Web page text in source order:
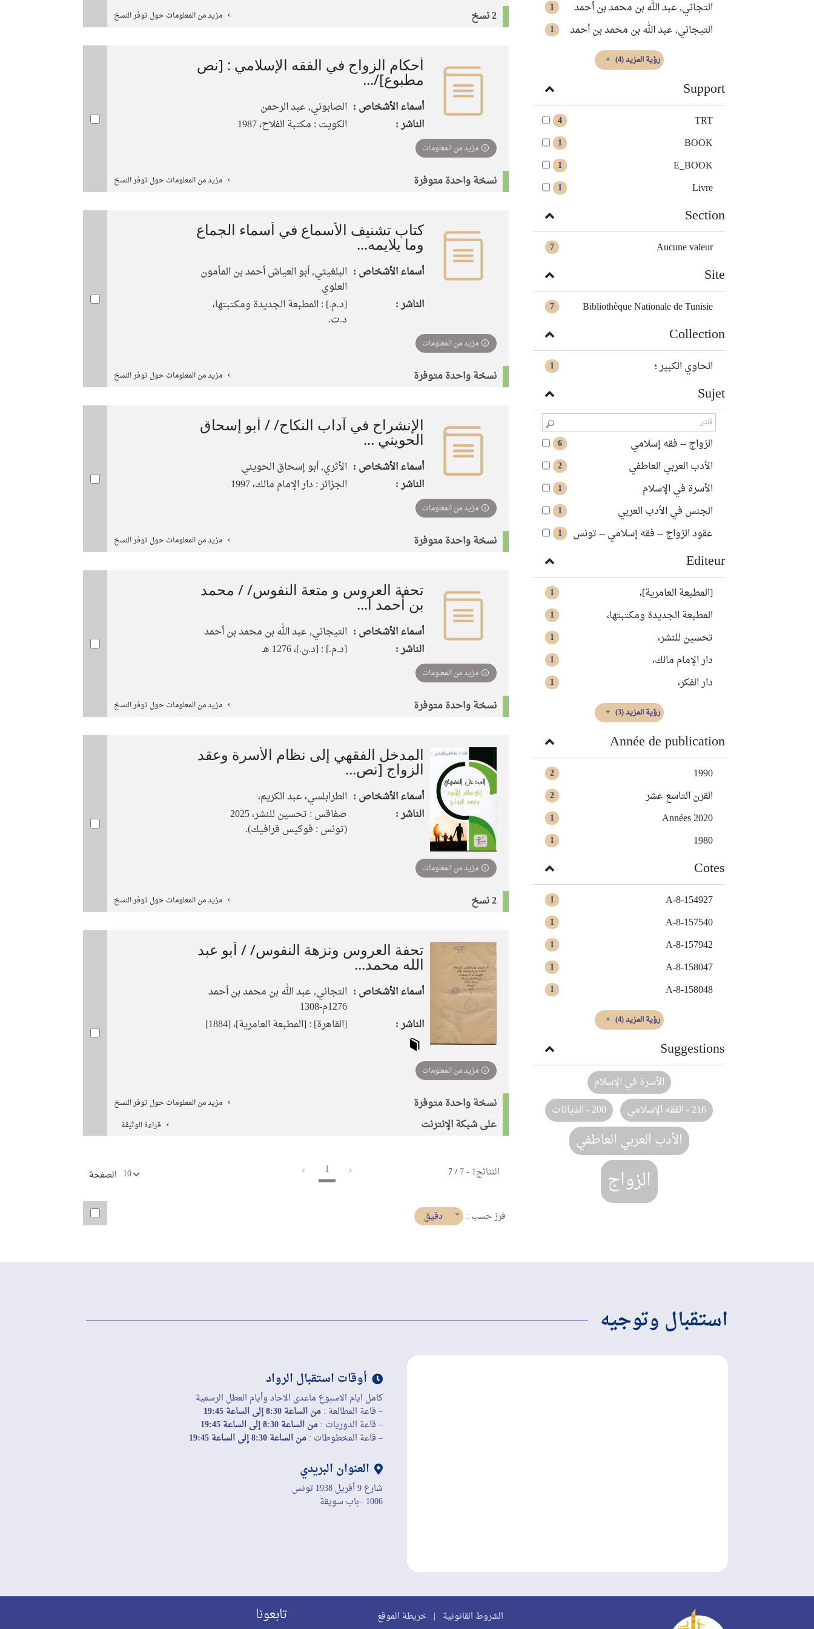
2 نسخ مزيد من المعلومات حول توفر النسخ
أحكام الزواج في الفقه الإسلامي : [نص
مطبوع]/...
أسماء الأشخاص : الصابوني, عبد الرحمن
الناشر :
الكويت : مكتبة الفلاح، 1987
مزيد من المعلومات
نسخة واحدة متوفرة مزيد من المعلومات حول توفر النسخ
كتاب تشنيف الأسماع في أسماء الجماع
وما يلايمه...
أسماء الأشخاص : البلغيثي, أبو العياش أحمد بن المأمون
العلوي
الناشر :
[د.م.] : المطبعة الجديدة ومكتبتها،
د.ت.
مزيد من المعلومات
نسخة واحدة متوفرة مزيد من المعلومات حول توفر النسخ
الإنشراح في آداب النكاح/ / أبو إسحاق
الحويني ...
أسماء الأشخاص : الأثري, أبو إسحاق الحويني
الناشر :
الجزائر : دار الإمام مالك، 1997
مزيد من المعلومات
نسخة واحدة متوفرة مزيد من المعلومات حول توفر النسخ
تحفة العروس و متعة النفوس‏/ / ‏محمد
بن أحمد ا...
أسماء الأشخاص : التيجاني‏, ‏عبد الله بن محمد بن أحمد‏
الناشر :
[د.م.]‏ : ‏[د.ن.]‏، ‏1276 هـ
مزيد من المعلومات
نسخة واحدة متوفرة مزيد من المعلومات حول توفر النسخ
المدخل الفقهي إلى نظام الأسرة وعقد
الزواج [نص...
أسماء الأشخاص : الطرابلسي، عبد الكريم،
الناشر :
صفاقس : تحسين للنشر، 2025
(تونس : فوكيس قرافيك).
مزيد من المعلومات
2 نسخ مزيد من المعلومات حول توفر النسخ
تحفة العروس ونزهة النفوس/ / أبو عبد
الله محمد...
أسماء الأشخاص : التجاني, عبد الله بن محمد بن أحمد
1276م-1308
الناشر :
[القاهرة] : [المطبعة العامرية]، [1884]
مزيد من المعلومات
نسخة واحدة متوفرة مزيد من المعلومات حول توفر النسخ
على شبكة الإنترنت قراءة الوثيقة
النتائج1
-
7
/ 7
1
10 الصفحة
فرز حسب : (imediat
تأثير)
دقيق
1 التجاني, عبد الله بن محمد بن أحمد
1 التيجاني‏, ‏عبد الله بن محمد بن أحمد‏
رؤية المزيد(4)
Support
4 TRT
1 BOOK
1 E_BOOK
1 Livre
Section
7 Aucune valeur
Site
7 Bibliothèque Nationale de Tunisie
Collection
1 الحاوي الكبير ؛
Sujet
6 الزواج -- فقه إسلامي
2 الأدب العربي العاطفي
1 الأسرة في الإسلام
1 الجنس في الأدب العربي
1 عقود الزواج -- فقه إسلامي -- تونس
Editeur
1 [المطبعة العامرية]،
1 المطبعة الجديدة ومكتبتها،
1 تحسين للنشر،
1 دار الإمام مالك،
1 دار الفكر،
رؤية المزيد(3)
Année de publication
2 1990
2 القرن التاسع عشر
1 Années 2020
1 1980
Cotes
1 A-8-154927
1 A-8-157540
1 A-8-157942
1 A-8-158047
1 A-8-158048
رؤية المزيد(4)
Suggestions
الأسرة في الإسلام
216 - الفقه الإسلامي
200 - الديانات
الأدب العربي العاطفي
الزواج
استقبال وتوجيه
أوقات استقبال الرواد
كامل ايام الاسبوع ماعدى الاحاد وأيام العطل الرسمية
– قاعة المطالعة :من الساعة 8:30 إلى الساعة 19:45
– قاعة الدوريات :من الساعة 8:30 إلى الساعة 19:45
– قاعة المخطوطات :من الساعة 8:30 إلى الساعة 19:45
العنوان البريدي
شارع 9 أفريل 1938 تونس
1006 –باب سويقة
الشروط القانونية | خريطة الموقع تابعونا